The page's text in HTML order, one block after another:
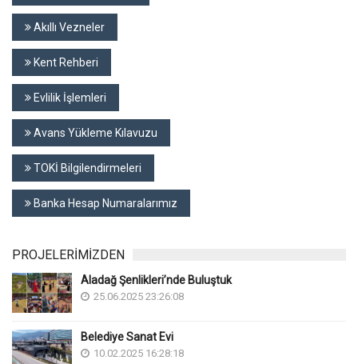
Akıllı Vezneler
Kent Rehberi
Evlilik İşlemleri
Avans Yükleme Kılavuzu
TOKİ Bilgilendirmeleri
Banka Hesap Numaralarımız
PROJELERİMİZDEN
Aladağ Şenlikleri’nde Buluştuk
25.06.2025 23:26:08
Belediye Sanat Evi
10.02.2025 16:28:18